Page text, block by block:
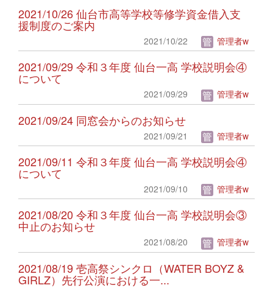
2021/10/26 仙台市高等学校等修学資金借入支
援制度のご案内
2021/10/22 管理者w
2021/09/29 令和３年度 仙台一高 学校説明会④
について
2021/09/29 管理者w
2021/09/24 同窓会からのお知らせ
2021/09/21 管理者w
2021/09/11 令和３年度 仙台一高 学校説明会④
について
2021/09/10 管理者w
2021/08/20 令和３年度 仙台一高 学校説明会③
中止のお知らせ
2021/08/20 管理者w
2021/08/19 壱高祭シンクロ（WATER BOYZ &
GIRLZ）先行公演における一...